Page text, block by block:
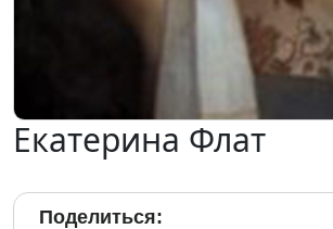
Екатерина Флат
Поделиться: